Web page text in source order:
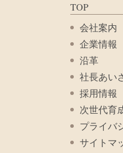
TOP
会社案内
企業情報
沿革
社長あい
採用情報
次世代育
プライバ
サイトマ